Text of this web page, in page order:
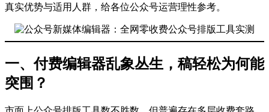
真实优势与适用人群，给各位公众号运营理性参考。
一、付费编辑器乱象丛生，稿轻松为何能
突围？